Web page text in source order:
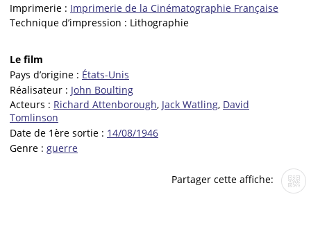
Imprimerie : Imprimerie de la Cinématographie Française
Technique d’impression : Lithographie
Le film
Pays d’origine : États-Unis
Réalisateur : John Boulting
Acteurs : Richard Attenborough, Jack Watling, David
Tomlinson
Date de 1ère sortie : 14/08/1946
Genre : guerre
Partager cette affiche: